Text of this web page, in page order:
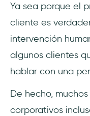
Ya sea porque el
cliente es
intervención
algunos clientes
hablar con una
De hecho,
corporativos